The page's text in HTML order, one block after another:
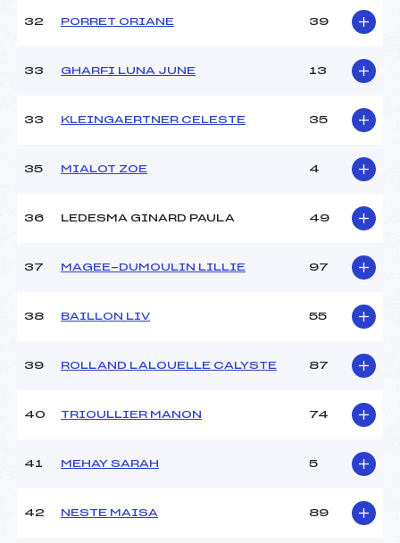
32 PORRET ORIANE 39
33 GHARFI LUNA JUNE 13
33 KLEINGAERTNER CELESTE 35
35 MIALOT ZOE 4
36 LEDESMA GINARD PAULA 49
37 MAGEE-DUMOULIN LILLIE 97
38 BAILLON LIV 55
39 ROLLAND LALOUELLE CALYSTE 87
40 TRIOULLIER MANON 74
41 MEHAY SARAH 5
42 NESTE MAISA 89